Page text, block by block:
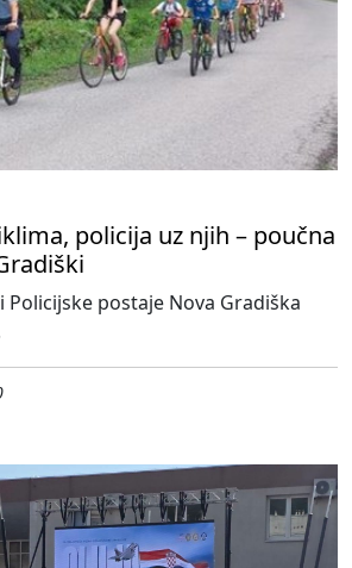
policija uz njih – poučna
Policijske postaje Nova Gradiška